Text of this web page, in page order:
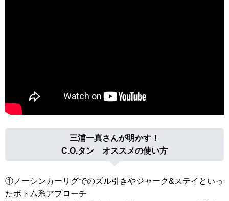
三浦一真さんが明かす！
C.O.タン オススメの使い方
①ノーシンカーリグでのズル引きやジャーク&ステイといっ
たボトム系アプローチ